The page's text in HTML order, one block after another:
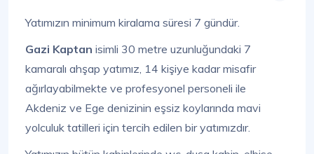
Yatımızın minimum kiralama süresi 7 gündür.
Gazi Kaptan isimli 30 metre uzunluğundaki 7
kamaralı ahşap yatımız, 14 kişiye kadar misafir
ağırlayabilmekte ve profesyonel personeli ile
Akdeniz ve Ege denizinin eşsiz koylarında mavi
yolculuk tatilleri için tercih edilen bir yatımızdır.